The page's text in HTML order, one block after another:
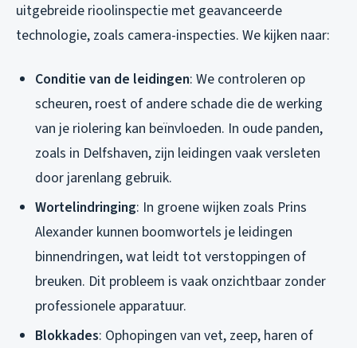
uitgebreide rioolinspectie met geavanceerde
technologie, zoals camera-inspecties. We kijken naar:
Conditie van de leidingen: We controleren op
scheuren, roest of andere schade die de werking
van je riolering kan beïnvloeden. In oude panden,
zoals in Delfshaven, zijn leidingen vaak versleten
door jarenlang gebruik.
Wortelindringing: In groene wijken zoals Prins
Alexander kunnen boomwortels je leidingen
binnendringen, wat leidt tot verstoppingen of
breuken. Dit probleem is vaak onzichtbaar zonder
professionele apparatuur.
Blokkades: Ophopingen van vet, zeep, haren of